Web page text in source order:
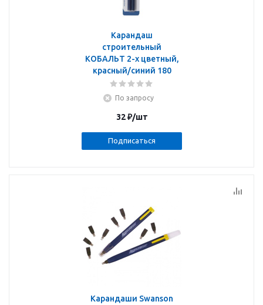
Карандаш
строительный
КОБАЛЬТ 2-х цветный,
красный/синий 180
По запросу
32₽/шт
Подписаться
Карандаши Swanson